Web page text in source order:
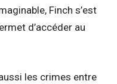
Finch s’est
d’accéder au
les crimes entre